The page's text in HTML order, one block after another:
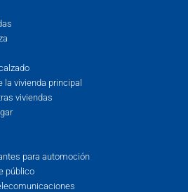
la vivienda principal
viviendas
para automoción
público